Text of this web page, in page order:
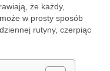
że każdy,
w prosty sposób
rutyny, czerpiąc